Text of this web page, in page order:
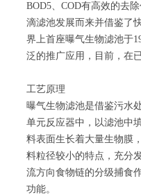
BOD5、COD有高效的去
滴滤池发展而来并借鉴了
界上首座曝气生物滤池于
泛的推广应用，目前，在
工艺原理
曝气生物滤池是借鉴污水
单元反应器中，以滤池中
料表面生长着大量生物膜
料粒径较小的特点，充分
流方向食物链的分级捕食
功能。